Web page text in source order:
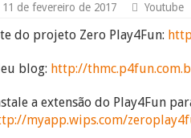
11 de fevereiro de 2017 Youtube
do projeto Zero Play4Fun:
blog: http://
a extensão do Play4Fun
myapp.wips.com/